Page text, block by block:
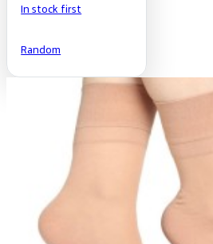
In stock first
Random